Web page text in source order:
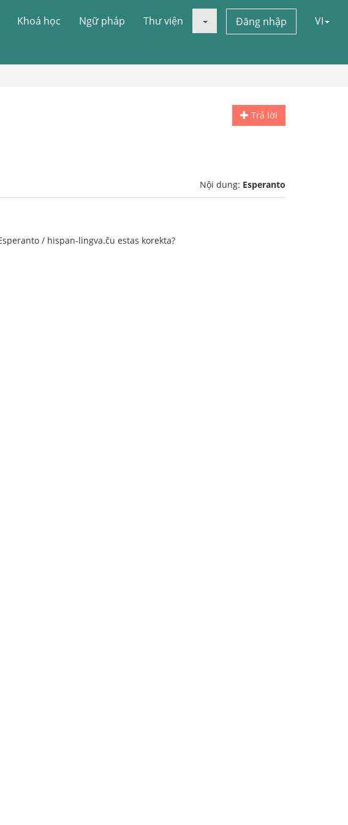
Khoá học Ngữ pháp Thư viện Đăng nhập VI
Trả lời
Nội dung: Esperanto
/ hispan-lingva.ĉu estas korekta?